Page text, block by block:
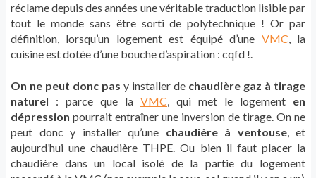
réclame depuis des années une véritable traduction lisible par
tout le monde sans être sorti de polytechnique ! Or par
définition, lorsqu’un logement est équipé d’une VMC, la
cuisine est dotée d’une bouche d’aspiration : cqfd !.
On ne peut donc pas y installer de chaudière gaz à tirage
naturel : parce que la VMC, qui met le logement en
dépression pourrait entraîner une inversion de tirage. On ne
peut donc y installer qu’une chaudière à ventouse, et
aujourd’hui une chaudière THPE. Ou bien il faut placer la
chaudière dans un local isolé de la partie du logement